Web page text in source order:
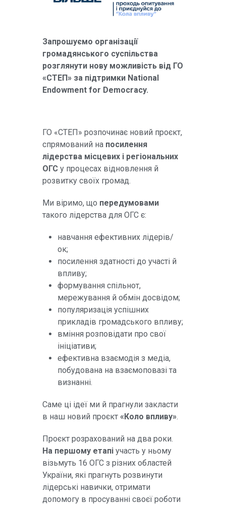
Запрошуємо організації
громадянського суспільства
розглянути нову можливість від ГО
«СТЕП» за підтримки National
Endowment for Democracy.
ГО «СТЕП» розпочинає новий проєкт,
спрямований на посилення
лідерства місцевих і регіональних
ОГС у процесах відновлення й
розвитку своїх громад.
Ми віримо, що передумовами
такого лідерства для ОГС є:
навчання ефективних лідерів/
ок;
посилення здатності до участі й
впливу;
формування спільнот,
мережування й обмін досвідом;
популяризація успішних
прикладів громадського впливу;
вміння розповідати про свої
ініціативи;
ефективна взаємодія з медіа,
побудована на взаємоповазі та
визнанні.
Саме ці ідеї ми й прагнули закласти
в наш новий проєкт «Коло впливу».
Проєкт розрахований на два роки.
На першому етапі участь у ньому
візьмуть 16 ОГС з різних областей
України, які прагнуть розвинути
лідерські навички, отримати
допомогу в просуванні своєї роботи